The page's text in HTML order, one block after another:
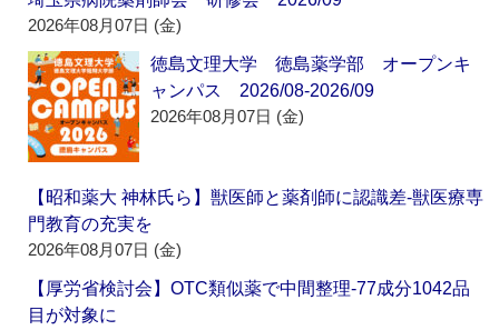
2026年08月07日 (金)
徳島文理大学 徳島薬学部 オープンキ
ャンパス 2026/08-2026/09
2026年08月07日 (金)
【昭和薬大 神林氏ら】獣医師と薬剤師に認識差‐獣医療専
門教育の充実を
2026年08月07日 (金)
【厚労省検討会】OTC類似薬で中間整理‐77成分1042品
目が対象に